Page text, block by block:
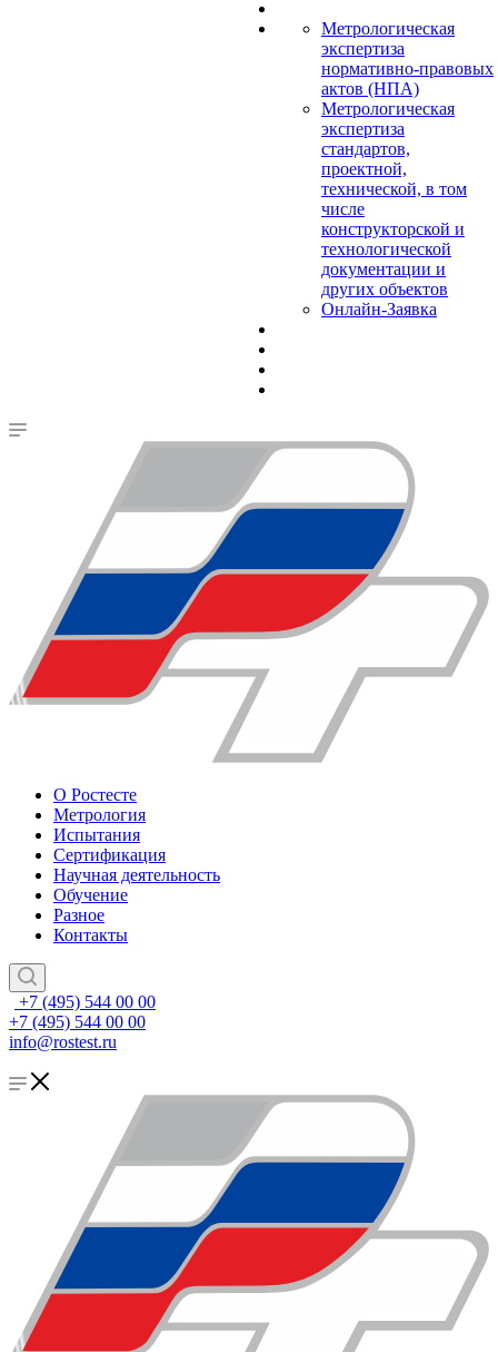
Метрологическая
экспертиза
нормативно-правовых
актов (НПА)
Метрологическая
экспертиза
стандартов,
проектной,
технической, в том
числе
конструкторской и
технологической
документации и
других объектов
Онлайн-Заявка
О Ростесте
Метрология
Испытания
Сертификация
Научная деятельность
Обучение
Разное
Контакты
+7 (495) 544 00 00
+7 (495) 544 00 00
info@rostest.ru